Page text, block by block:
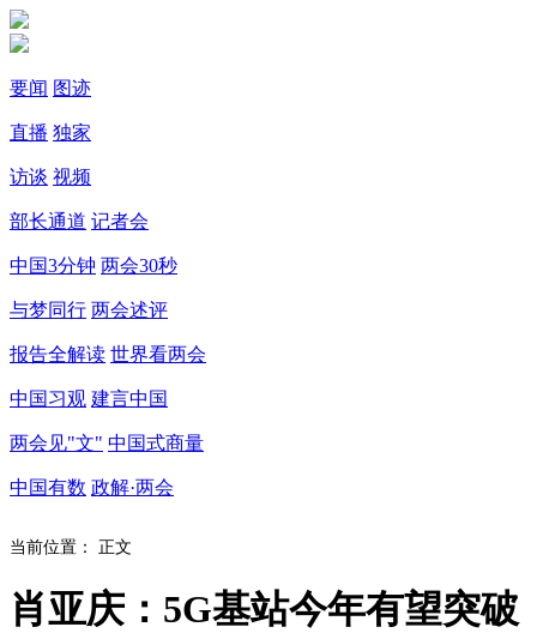
要闻 图迹
直播 独家
访谈 视频
部长通道 记者会
中国3分钟 两会30秒
与梦同行 两会述评
报告全解读 世界看两会
中国习观 建言中国
两会见"文" 中国式商量
中国有数 政解·两会
当前位置： 正文
肖亚庆：5G基站今年有望突破